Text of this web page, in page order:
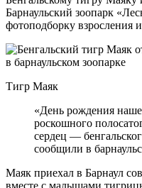
Барнаульский зоопарк
фотоподборку взросления
Тигр Маяк
«День рождения
роскошного
сердец —
сообщили в
Маяк приехал в Барнаул
вместе с малышами